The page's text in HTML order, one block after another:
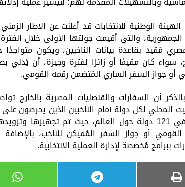
الوطنية للانتخابات قد أعلنت عن الإطار
مُقيد بقاعدة بيانات الناخبين، ويكون متواجدًا
سواء كان مقيمًا أو زائرًا لفترة وجيزة، أن يًدلي
أو جواز السفر الساري المُتضمن رقمه القومي.
أن السفارات والقنصليات المصرية بالخارج
مقرًا في 121 دولة حول العالم، حيث تم تجهيزها
القومي أو جواز السفر المُميكن للناخب،
ببرامج مُخصصة لإدارة العملية الانتخابية.